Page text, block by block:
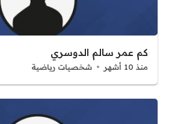
كم عمر سالم الدوسري
منذ 10 أشهر شخصيات رياضية